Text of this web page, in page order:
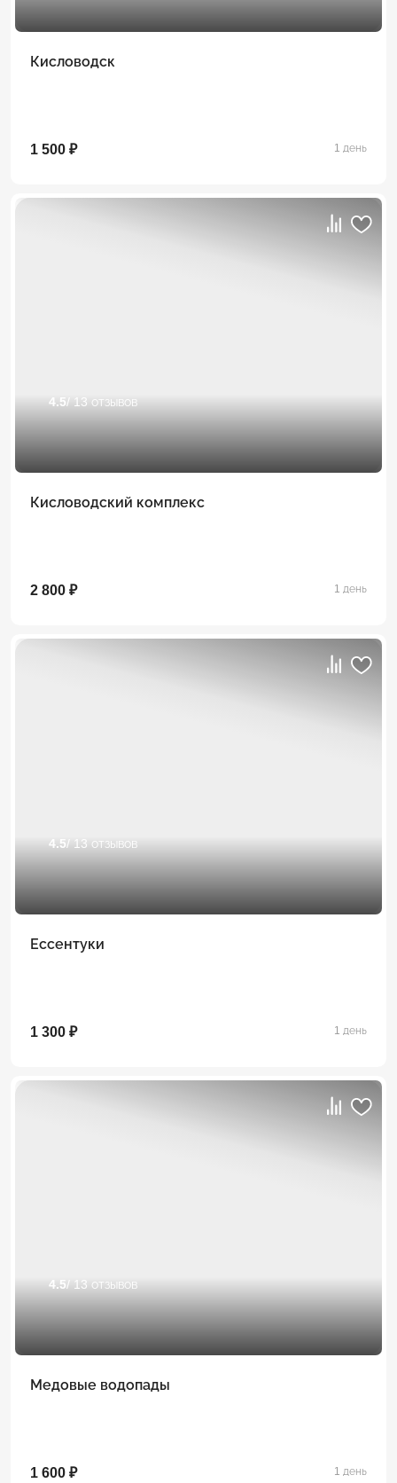
Кисловодск
1 500 ₽ 1 день
4.5/ 13 отзывов
Кисловодский комплекс
2 800 ₽ 1 день
4.5/ 13 отзывов
Ессентуки
1 300 ₽ 1 день
4.5/ 13 отзывов
Медовые водопады
1 600 ₽ 1 день